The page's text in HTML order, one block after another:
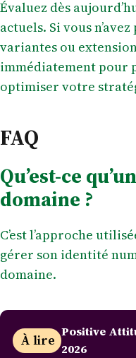
Évaluez dès
actuels. Si vous
variantes ou
immédiatement pour
optimiser votre
FAQ
Qu’est-ce
domaine ?
C’est l’approche
gérer son identité
domaine.
À lire Positive
2026